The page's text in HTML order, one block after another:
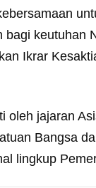
bagi keutuhan
Ikrar
oleh jajaran
Bangsa
lingkup